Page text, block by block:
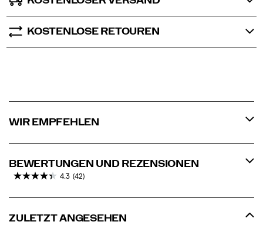
KOSTENLOSE RETOUREN
WIR EMPFEHLEN
BEWERTUNGEN UND REZENSIONEN
4.3 (42)
ZULETZT ANGESEHEN